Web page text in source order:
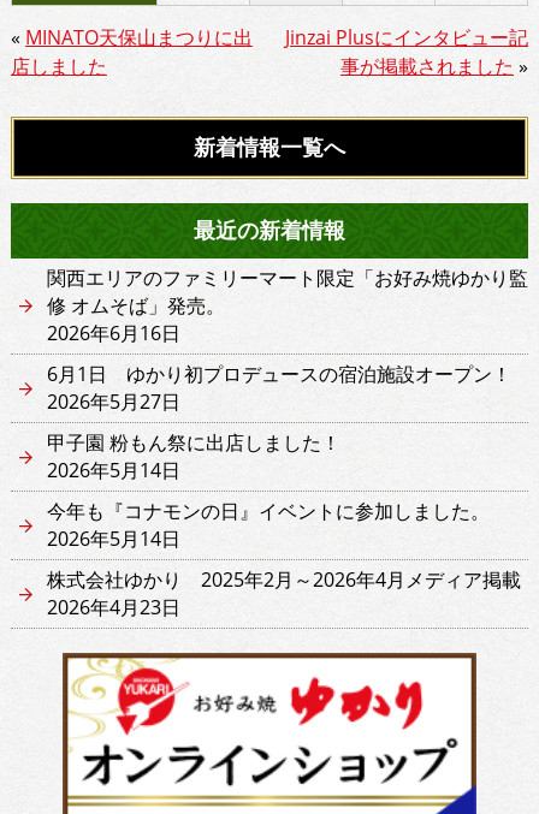
« MINATO天保山まつりに出
店しました
Jinzai Plusにインタビュー記
事が掲載されました »
新着情報一覧へ
最近の新着情報
関西エリアのファミリーマート限定「お好み焼ゆかり監
修 オムそば」発売。
2026年6月16日
6月1日 ゆかり初プロデュースの宿泊施設オープン！
2026年5月27日
甲子園 粉もん祭に出店しました！
2026年5月14日
今年も『コナモンの日』イベントに参加しました。
2026年5月14日
株式会社ゆかり 2025年2月～2026年4月メディア掲載
2026年4月23日